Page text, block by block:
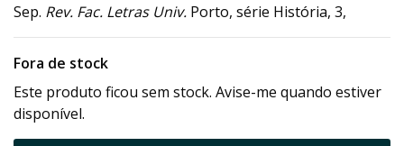
Sep. Rev. Fac. Letras Univ. Porto, série História, 3,
Fora de stock
Este produto ficou sem stock. Avise-me quando estiver
disponível.